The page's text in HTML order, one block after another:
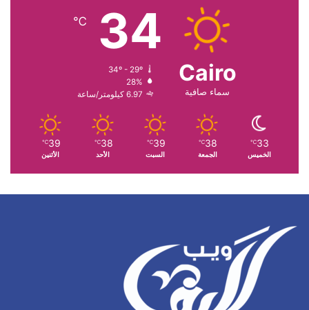
Cairo
سماء صافية
34
℃
34º - 29º
28%
6.97 كيلومتر/ساعة
33
℃
الخميس
38
℃
الجمعة
39
℃
السبت
38
℃
الأحد
39
℃
الأثنين